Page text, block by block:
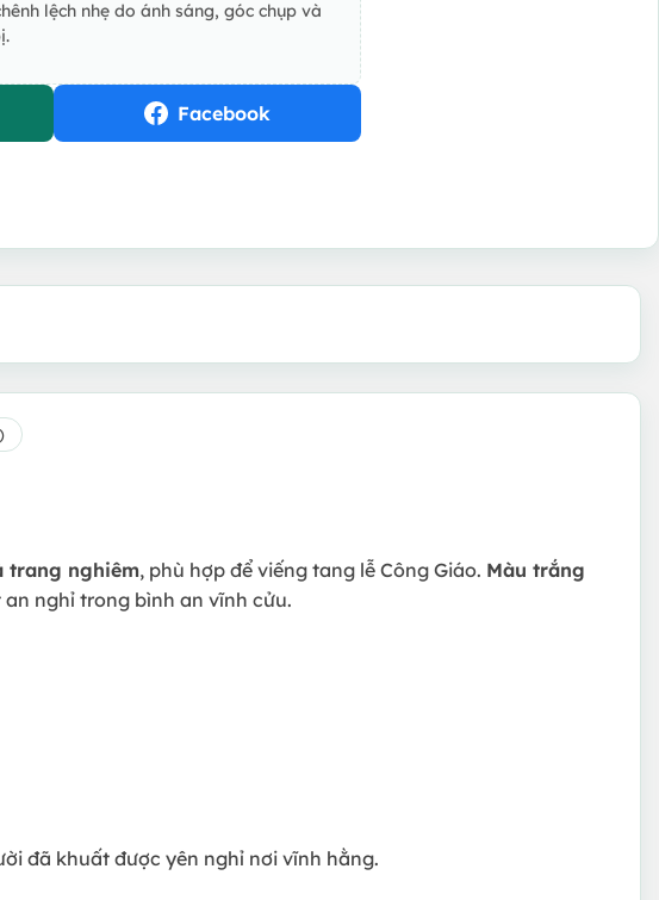
lệch nhẹ do ánh sáng, góc chụp và
Facebook
trang nghiêm, phù hợp để viếng tang lễ Công Giáo. Màu trắng
nghỉ trong bình an vĩnh cửu.
đã khuất được yên nghỉ nơi vĩnh hằng.